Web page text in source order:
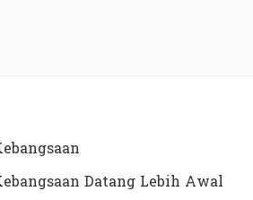
Datang Lebih Awal